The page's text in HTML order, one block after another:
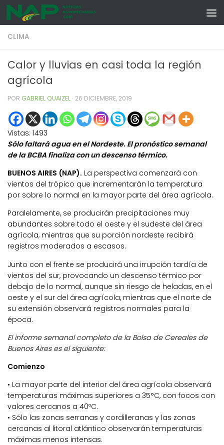
Skip to content
CLIMA
Calor y lluvias en casi toda la región
agrícola
POR GABRIEL QUAIZEL · 26 DICIEMBRE, 2019
Vistas: 1493
Sólo faltará agua en el Nordeste. El pronóstico semanal
de la BCBA finaliza con un descenso térmico.
BUENOS AIRES (NAP). La perspectiva comenzará con
vientos del trópico que incrementarán la temperatura
por sobre lo normal en la mayor parte del área agrícola.
Paralelamente, se producirán precipitaciones muy
abundantes sobre todo el oeste y el sudeste del área
agrícola, mientras que su porción nordeste recibirá
registros moderados a escasos.
Junto con el frente se producirá una irrupción tardía de
vientos del sur, provocando un descenso térmico por
debajo de lo normal, aunque sin riesgo de heladas, en el
oeste y el sur del área agrícola, mientras que el norte de
su extensión observará registros normales para la
época.
El informe semanal completo de la Bolsa de Cereales de
Buenos Aires es el siguiente:
Comienzo
• La mayor parte del interior del área agrícola observará
temperaturas máximas superiores a 35°C, con focos con
valores cercanos a 40ºC.
• Sólo las zonas serranas y cordilleranas y las zonas
cercanas al litoral atlántico observarán temperaturas
máximas menos intensas.